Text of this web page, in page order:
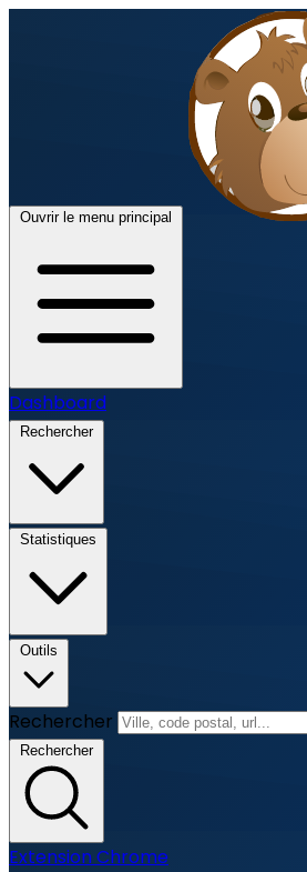
Ouvrir le menu principal
Dashboard
Rechercher
Statistiques
Outils
Rechercher
Rechercher
Extension Chrome